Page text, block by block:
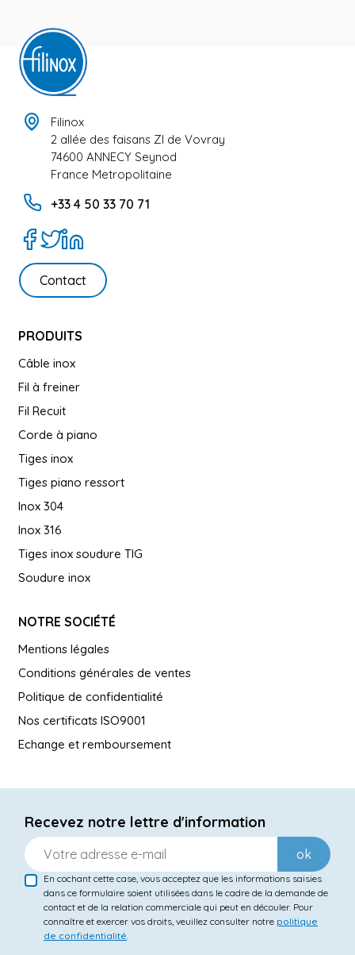
Filinox
2 allée des faisans ZI de Vovray
74600 ANNECY Seynod
France Metropolitaine
+33 4 50 33 70 71
Contact
PRODUITS
Câble inox
Fil à freiner
Fil Recuit
Corde à piano
Tiges inox
Tiges piano ressort
Inox 304
Inox 316
Tiges inox soudure TIG
Soudure inox
NOTRE SOCIÉTÉ
Mentions légales
Conditions générales de ventes
Politique de confidentialité
Nos certificats ISO9001
Echange et remboursement
Recevez notre lettre d'information
ok
En cochant cette case, vous acceptez que les informations saisies
dans ce formulaire soient utilisées dans le cadre de la demande de
contact et de la relation commerciale qui peut en découler. Pour
connaître et exercer vos droits, veuillez consulter notre politique
de confidentialité.